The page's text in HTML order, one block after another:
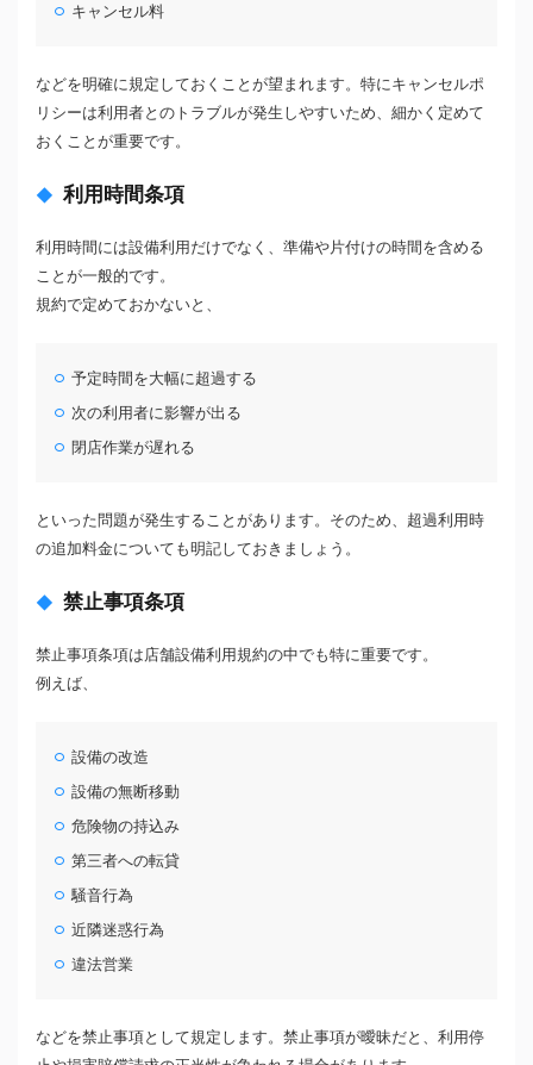
キャンセル料
などを明確に規定しておくことが望まれます。特にキャンセルポ
リシーは利用者とのトラブルが発生しやすいため、細かく定めて
おくことが重要です。
利用時間条項
利用時間には設備利用だけでなく、準備や片付けの時間を含める
ことが一般的です。
規約で定めておかないと、
予定時間を大幅に超過する
次の利用者に影響が出る
閉店作業が遅れる
といった問題が発生することがあります。そのため、超過利用時
の追加料金についても明記しておきましょう。
禁止事項条項
禁止事項条項は店舗設備利用規約の中でも特に重要です。
例えば、
設備の改造
設備の無断移動
危険物の持込み
第三者への転貸
騒音行為
近隣迷惑行為
違法営業
などを禁止事項として規定します。禁止事項が曖昧だと、利用停